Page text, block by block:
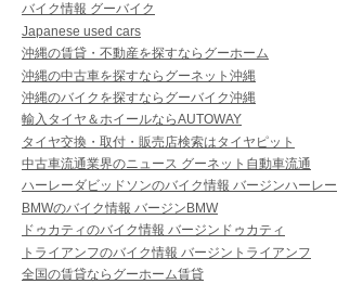
バイク情報 グーバイク
Japanese used cars
沖縄の賃貸・不動産を探すならグーホーム
沖縄の中古車を探すならグーネット沖縄
沖縄のバイクを探すならグーバイク沖縄
輸入タイヤ＆ホイールならAUTOWAY
タイヤ交換・取付・販売店検索はタイヤピット
中古車流通業界のニュース グーネット自動車流通
ハーレーダビッドソンのバイク情報 バージンハーレー
BMWのバイク情報 バージンBMW
ドゥカティのバイク情報 バージンドゥカティ
トライアンフのバイク情報 バージントライアンフ
全国の賃貸ならグーホーム賃貸